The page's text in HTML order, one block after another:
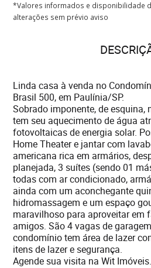
*Valores informados e disponibilidade
alterações sem prévio aviso
Linda casa à venda no
Brasil 500, em Paulínia/SP.
Sobrado imponente, de esquina,
tem seu aquecimento de água
fotovoltaicas de energia solar.
Home Theater e jantar com
americana rica em armários,
planejada, 3 suítes (sendo 01
todas com ar condicionado,
ainda com um aconchegante
hidromassagem e um espaço
maravilhoso para aproveitar em
amigos. São 4 vagas de
condomínio tem área de lazer
itens de lazer e segurança.
Agende sua visita na Wit Imóveis.